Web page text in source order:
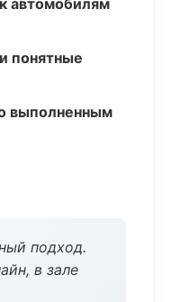
автомобилям
понятные
выполненным
подход.
в зале